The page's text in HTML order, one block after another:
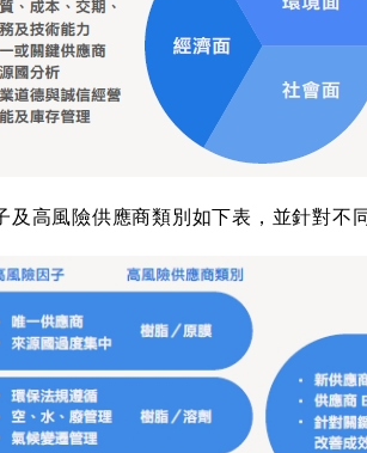
高風險供應商類別如下表，並針對不